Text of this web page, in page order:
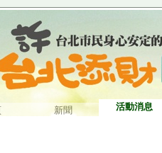
新聞 活動消息